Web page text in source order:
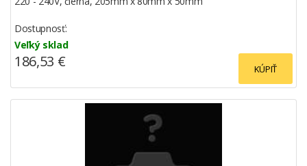
Dostupnosť:
Veľký sklad
KÚPIŤ
186,53 €